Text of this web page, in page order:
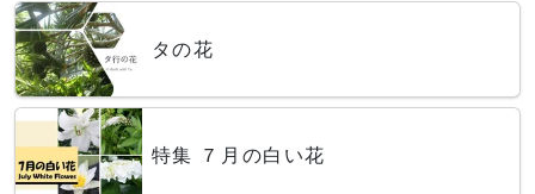
タの花
特集 ７月の白い花